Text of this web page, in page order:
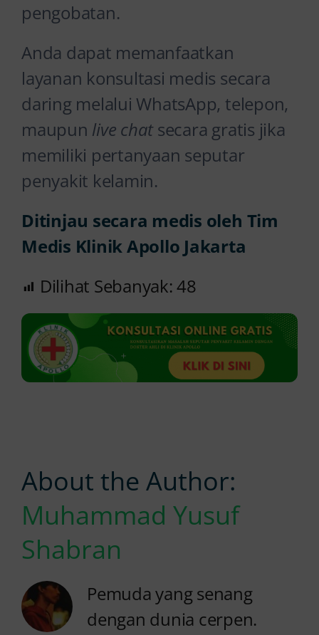
pengobatan.
Anda dapat memanfaatkan
layanan konsultasi medis secara
daring melalui WhatsApp, telepon,
maupun live chatsecara gratis jika
memiliki pertanyaan seputar
penyakit kelamin.
Ditinjau secara medis oleh Tim
Medis Klinik Apollo Jakarta
Dilihat Sebanyak:48
About the Author:
Muhammad Yusuf
Shabran
Pemuda yang senang
dengan dunia cerpen.